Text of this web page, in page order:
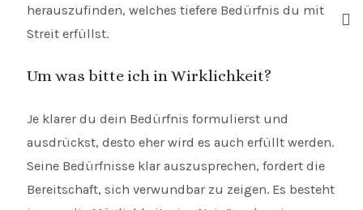
herauszufinden, welches tiefere Bedürfnis du mit
Streit erfüllst.
Um was bitte ich in Wirklichkeit?
Je klarer du dein Bedürfnis formulierst und
ausdrückst, desto eher wird es auch erfüllt werden.
Seine Bedürfnisse klar auszusprechen, fordert die
Bereitschaft, sich verwundbar zu zeigen. Es besteht